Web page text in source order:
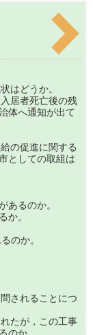
はどうか。
居者死亡後の残
体へ通知が出て
の促進に関する
としての取組は
あるのか。
か。
のか。
されることにつ
たが，この工事